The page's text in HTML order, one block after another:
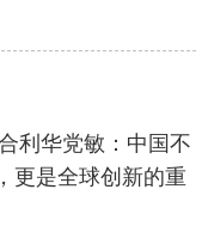
汽车
化 数字经济
利华党敏：中国不
更是全球创新的重